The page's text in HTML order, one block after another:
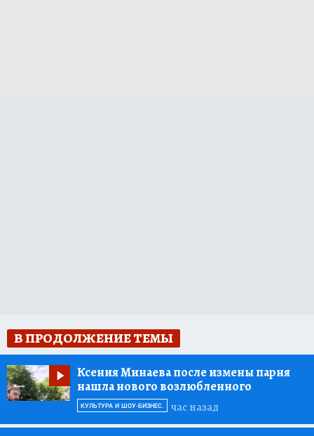
В ПРОДОЛЖЕНИЕ ТЕМЫ
Ксения Минаева после измены парня
нашла нового возлюбленного
час назад
КУЛЬТУРА И ШОУ-БИЗНЕС.